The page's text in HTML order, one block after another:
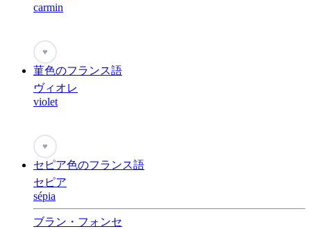
carmin
♥
菫色のフランス語
ヴィオレ
violet
♥
セピア色のフランス語
セピア
sépia
ブラン・フォンセ